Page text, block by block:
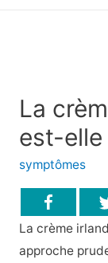
La
est-elle
symptômes
La crème
approche